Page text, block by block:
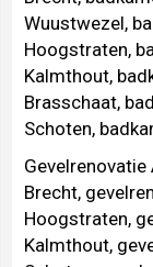
Wuustwezel,
Hoogstraten,
Kalmthout,
Brasschaat,
Schoten,
Gevelrenovatie
Brecht,
Hoogstraten,
Kalmthout,